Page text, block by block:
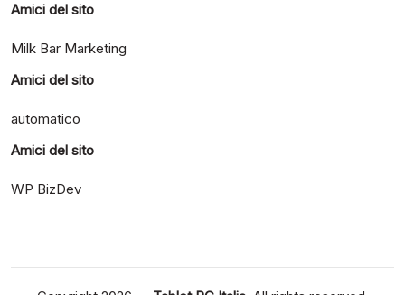
Amici del sito
Milk Bar Marketing
Amici del sito
automatico
Amici del sito
WP BizDev